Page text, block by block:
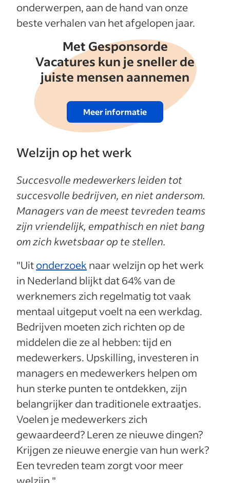
onderwerpen, aan de hand van onze
beste verhalen van het afgelopen jaar.
Met Gesponsorde
Vacatures kun je sneller de
juiste mensen aannemen
Meer informatie
Welzijn op het werk
Succesvolle medewerkers leiden tot
succesvolle bedrijven, en niet andersom.
Managers van de meest tevreden teams
zijn vriendelijk, empathisch en niet bang
om zich kwetsbaar op te stellen.
"Uitonderzoek naar welzijn op het werk
in Nederland blijkt dat 64% van de
werknemers zich regelmatig tot vaak
mentaal uitgeput voelt na een werkdag.
Bedrijven moeten zich richten op de
middelen die ze al hebben: tijd en
medewerkers. Upskilling, investeren in
managers en medewerkers helpen om
hun sterke punten te ontdekken, zijn
belangrijker dan traditionele extraatjes.
Voelen je medewerkers zich
gewaardeerd? Leren ze nieuwe dingen?
Krijgen ze nieuwe energie van hun werk?
Een tevreden team zorgt voor meer